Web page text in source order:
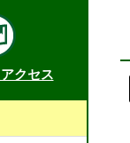
クセス